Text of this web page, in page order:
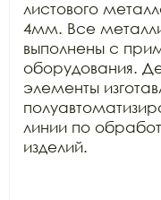
листового
4мм. Все
выполнены с
оборудования.
элементы
линии по
изделий.